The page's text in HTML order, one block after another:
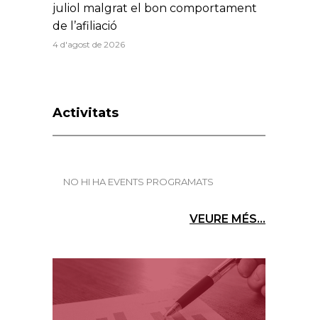
juliol malgrat el bon comportament
de l’afiliació
4 d'agost de 2026
Activitats
NO HI HA EVENTS PROGRAMATS
VEURE MÉS...